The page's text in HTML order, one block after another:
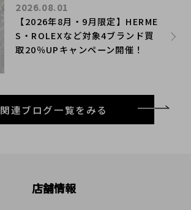
【2026年8月・9月限定】HERME
S・ROLEXなど対象4ブランド買
取20％UPキャンペーン開催！
2026.08.01
関連ブログ一覧をみる
店舗情報